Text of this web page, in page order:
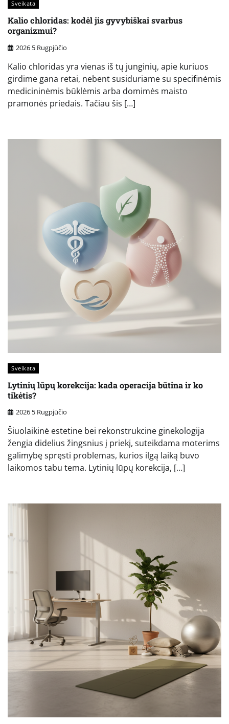
Sveikata
Kalio chloridas: kodėl jis gyvybiškai svarbus
organizmui?
2026 5 Rugpjūčio
Kalio chloridas yra vienas iš tų junginių, apie kuriuos
girdime gana retai, nebent susiduriame su specifinėmis
medicininėmis būklėmis arba domimės maisto
pramonės priedais. Tačiau šis […]
Sveikata
Lytinių lūpų korekcija: kada operacija būtina ir ko
tikėtis?
2026 5 Rugpjūčio
Šiuolaikinė estetine bei rekonstrukcine ginekologija
žengia didelius žingsnius į priekį, suteikdama moterims
galimybę spręsti problemas, kurios ilgą laiką buvo
laikomos tabu tema. Lytinių lūpų korekcija, […]